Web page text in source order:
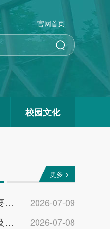
官网首页
校园文化
更多 >
习近平总书记科技大会重要讲话在西京学院反响热烈
2026-07-09
学校传达习近平党建思想及全省高校党建会议精神
2026-07-08